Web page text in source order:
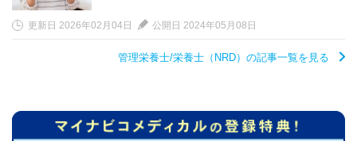
更新日 2026年02月04日 公開日 2024年05月08日
管理栄養士/栄養士（NRD）の記事一覧を見る